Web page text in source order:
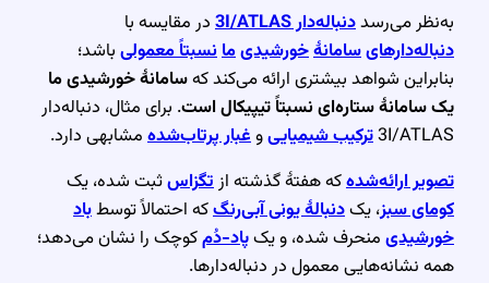
به‌نظر می‌رسددنباله‌دار 3I/ATLAS
در مقایسه با
دنباله‌دارهایسامانهٔخورشیدیمانسبتاً معمولیباشد؛
بنابراین شواهد بیشتری ارائه می‌کند کهسامانهٔ خورشیدی ما
یک سامانهٔ ستاره‌ای نسبتاً تیپیکال است. برای مثال، دنباله‌دار
3I/ATLASترکیب شیمیاییوغبار پرتاب‌شدهمشابهی دارد.
تصویر ارائه‌شدهکه هفتهٔ گذشته ازتگزاسثبت شده، یک
کومای سبز، یکدنبالهٔ یونی آبی‌رنگکه احتمالاً توسطباد
خورشیدیمنحرف شده، و یکپاد-دُمکوچک را نشان می‌دهد؛
همه نشانه‌هایی معمول در دنباله‌دارها.